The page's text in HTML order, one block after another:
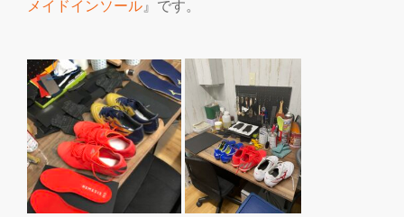
メイドインソール 』です。